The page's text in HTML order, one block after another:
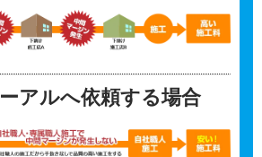
アルへ依頼する場合